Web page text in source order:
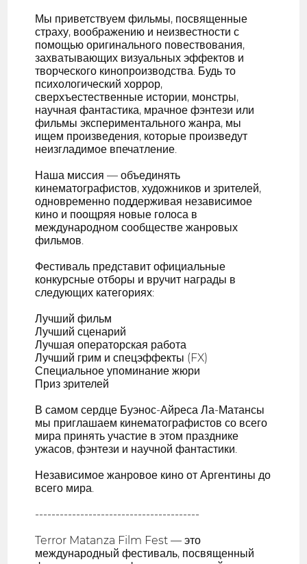
Мы приветствуем фильмы, посвященные
страху, воображению и неизвестности с
помощью оригинального повествования,
захватывающих визуальных эффектов и
творческого кинопроизводства. Будь то
психологический хоррор,
сверхъестественные истории, монстры,
научная фантастика, мрачное фэнтези или
фильмы экспериментального жанра, мы
ищем произведения, которые произведут
неизгладимое впечатление.
Наша миссия — объединять
кинематографистов, художников и зрителей,
одновременно поддерживая независимое
кино и поощряя новые голоса в
международном сообществе жанровых
фильмов.
Фестиваль представит официальные
конкурсные отборы и вручит награды в
следующих категориях:
Лучший фильм
Лучший сценарий
Лучшая операторская работа
Лучший грим и спецэффекты (FX)
Специальное упоминание жюри
Приз зрителей
В самом сердце Буэнос-Айреса Ла-Матансы
мы приглашаем кинематографистов со всего
мира принять участие в этом празднике
ужасов, фэнтези и научной фантастики.
Независимое жанровое кино от Аргентины до
всего мира.
----------------------------------------
Terror Matanza Film Fest — это
международный фестиваль, посвященный